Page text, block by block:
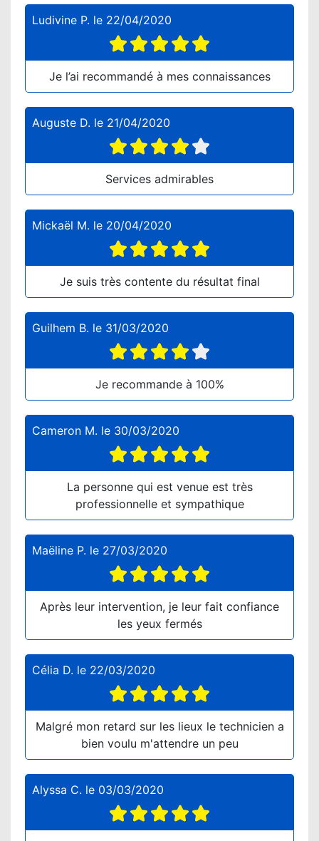
Ludivine P. le 22/04/2020
Je l’ai recommandé à mes connaissances
Auguste D. le 21/04/2020
Services admirables
Mickaël M. le 20/04/2020
Je suis très contente du résultat final
Guilhem B. le 31/03/2020
Je recommande à 100%
Cameron M. le 30/03/2020
La personne qui est venue est très
professionnelle et sympathique
Maëline P. le 27/03/2020
Après leur intervention, je leur fait confiance
les yeux fermés
Célia D. le 22/03/2020
Malgré mon retard sur les lieux le technicien a
bien voulu m'attendre un peu
Alyssa C. le 03/03/2020